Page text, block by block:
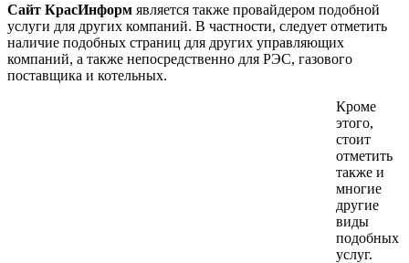
Сайт КрасИнформ является также провайдером подобной
услуги для других компаний. В частности, следует отметить
наличие подобных страниц для других управляющих
компаний, а также непосредственно для РЭС, газового
поставщика и котельных.
Кроме
этого,
стоит
отметить
также и
многие
другие
виды
подобных
услуг.